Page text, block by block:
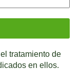
tratamiento de
en ellos.